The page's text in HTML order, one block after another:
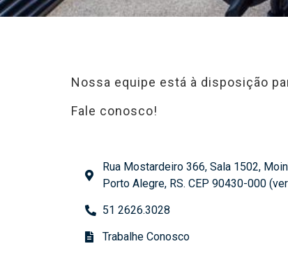
Nossa equipe está à disposição
Fale conosco!
Rua Mostardeiro 366, Sala 1502,
Porto Alegre, RS. CEP 90430-000
51 2626.3028
Trabalhe Conosco